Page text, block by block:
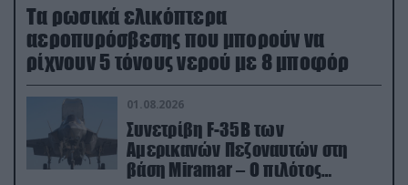
Τα ρωσικά ελικόπτερα
αεροπυρόσβεσης που μπορούν να
ρίχνουν 5 τόνους νερού με 8 μποφόρ
01.08.2026
Συνετρίβη F-35B των
Αμερικανών Πεζοναυτών στη
βάση Miramar – Ο πιλότος